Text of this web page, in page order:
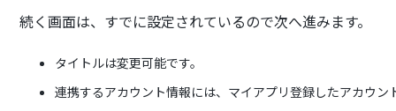
続く画面は、すでに設定されているので次へ進みます。
タイトルは変更可能です。
連携するアカウント情報には、マイアプリ登録したアカウン